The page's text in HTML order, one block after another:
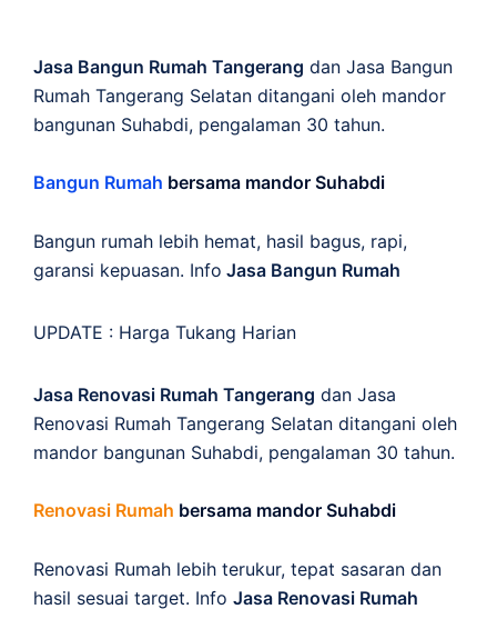
Jasa Bangun Rumah Tangerang dan Jasa Bangun
Rumah Tangerang Selatan ditangani oleh mandor
bangunan Suhabdi, pengalaman 30 tahun.
Bangun Rumah bersama mandor Suhabdi
Bangun rumah lebih hemat, hasil bagus, rapi,
garansi kepuasan. Info Jasa Bangun Rumah
UPDATE : Harga Tukang Harian
Jasa Renovasi Rumah Tangerang dan Jasa
Renovasi Rumah Tangerang Selatan ditangani oleh
mandor bangunan Suhabdi, pengalaman 30 tahun.
Renovasi Rumah bersama mandor Suhabdi
Renovasi Rumah lebih terukur, tepat sasaran dan
hasil sesuai target. Info Jasa Renovasi Rumah